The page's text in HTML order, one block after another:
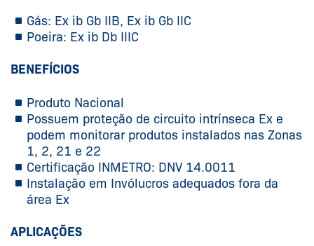
Gás: Ex ib Gb IIB, Ex ib Gb IIC
Poeira: Ex ib Db IIIC
BENEFÍCIOS
Produto Nacional
Possuem proteção de circuito intrínseca Ex e
podem monitorar produtos instalados nas Zonas
1, 2, 21 e 22
Certificação INMETRO: DNV 14.0011
Instalação em Invólucros adequados fora da
área Ex
APLICAÇÕES